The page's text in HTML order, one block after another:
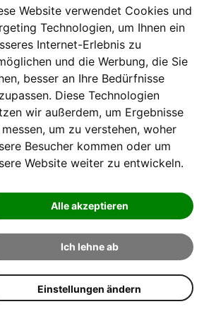
Website verwendet Cookies und
Technologien, um Ihnen ein
Internet-Erlebnis zu
und die Werbung, die Sie
besser an Ihre Bedürfnisse
Diese Technologien
wir außerdem, um Ergebnisse
um zu verstehen, woher
Besucher kommen oder um
Website weiter zu entwickeln.
Alle akzeptieren
Ich lehne ab
Einstellungen ändern
Liezen
Auf BLO24.at werben?
+43 (0)664 2226600
Login Impressum
Datenschutz
– Bezirk Liezen Online |